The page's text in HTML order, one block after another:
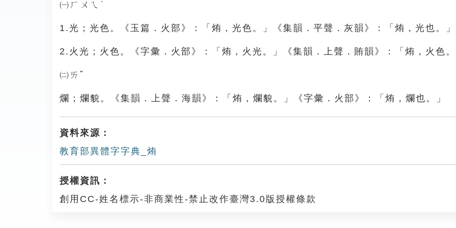
㈠ㄏㄨㄟˊ
1.光；光色。《玉篇．火部》：「烠，光色。」《集韻．平聲．灰韻》：「烠，光也。」
2.火光；火色。《字彙．火部》：「烠，火光。」《集韻．上聲．賄韻》：「烠，火色
㈡ㄞˇ
爛；爛貌。《集韻．上聲．海韻》：「烠，爛貌。」《字彙．火部》：「烠，爛也。」
資料來源：
教育部異體字字典_烠
授權資訊：
創用CC-姓名標示-非商業性-禁止改作臺灣3.0版授權條款